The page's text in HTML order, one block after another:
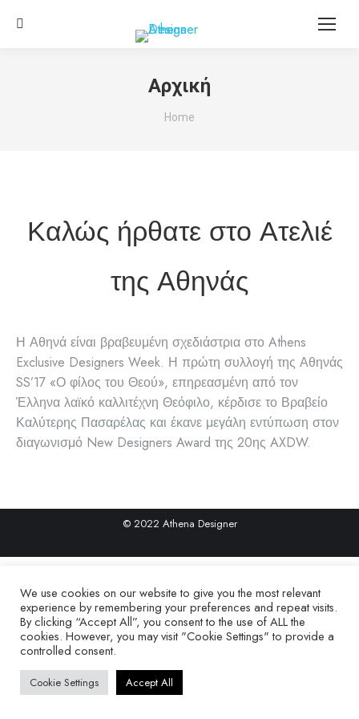
Search:
Αρχική
You are here:
Home
Καλώς ήρθατε στο Ατελιέ
της Αθηνάς
Η Αθηνά είναι βραβευμένη σχεδιάστρια στο Athens
Exclusive Designers Week. Η πρώτη συλλογή της Αθηνάς
SS’17 «Ο φίλος του Θεού», επηρεασμένη από τον
Έλληνα λαϊκό καλλιτέχνη Θεόφιλο, κέρδισε το Βραβείο
Καλύτερης Πασαρέλας και έκανε μεγάλη εντύπωση στον
διαγωνισμό New Designers Award της 20ης AXDW.
© 2022 Athena Designer
We use cookies on our website to give you the most relevant
experience by remembering your preferences and repeat visits.
By clicking “Accept All”, you consent to the use of ALL the
cookies. However, you may visit "Cookie Settings" to provide a
controlled consent.
Cookie Settings Accept All